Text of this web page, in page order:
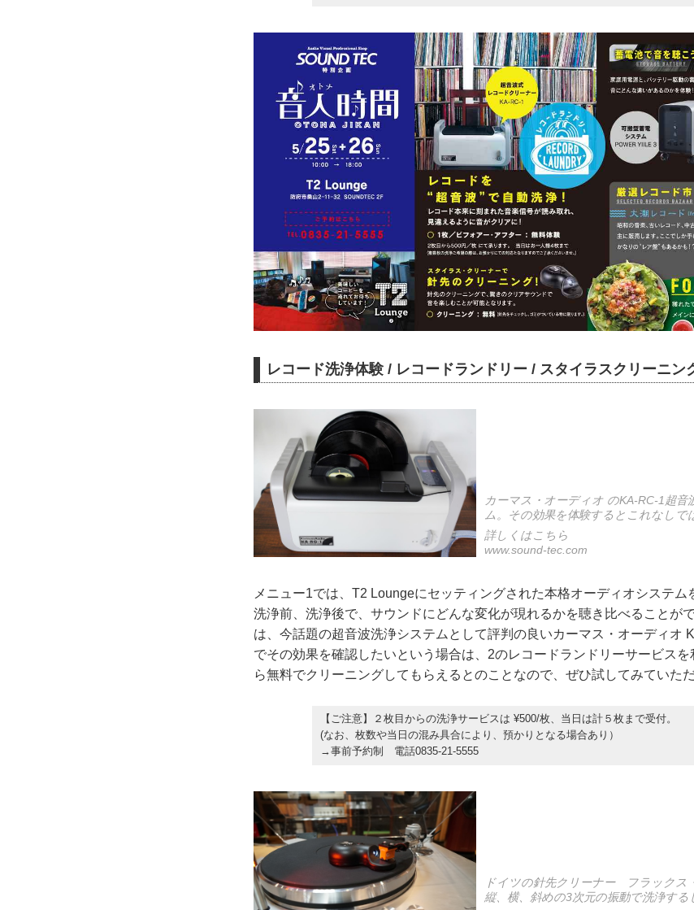
レコード洗浄体験 / レコードランドリー / スタイラスクリーニン
カーマス・オーディオ のKA-RC-1超音
ム。その効果を体験するとこれなしで
詳しくはこちら
www.sound-tec.com
メニュー1では、T2 Loungeにセッティングされた本格オーディオシステム
洗浄前、洗浄後で、サウンドにどんな変化が現れるかを聴き比べることが
は、今話題の超音波洗浄システムとして評判の良いカーマス・オーディオ
でその効果を確認したいという場合は、2のレコードランドリーサービス
ら無料でクリーニングしてもらえるとのことなので、ぜひ試してみていた
【ご注意】２枚目からの洗浄サービスは ¥500/枚、当日は計５枚まで受付。
(なお、枚数や当日の混み具合により、預かりとなる場合あり）
→事前予約制 電話0835-21-5555
ドイツの針先クリーナー フラックス
縦、横、斜めの3次元の振動で洗浄する